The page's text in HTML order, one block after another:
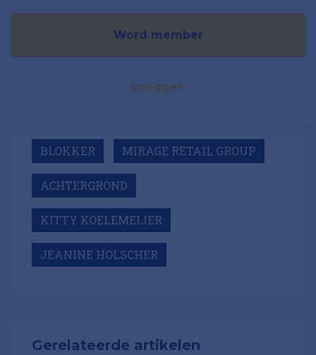
Word member
Inloggen
BLOKKER MIRAGE RETAIL GROUP
ACHTERGROND
KITTY KOELEMEIJER
JEANINE HOLSCHER
Gerelateerde artikelen